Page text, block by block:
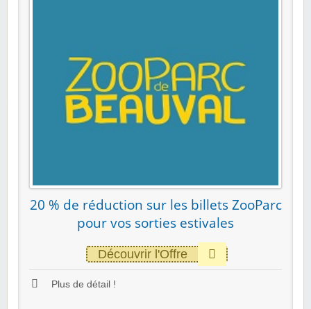
20 % de réduction sur les billets ZooParc
pour vos sorties estivales
Découvrir l'Offre
Plus de détail !